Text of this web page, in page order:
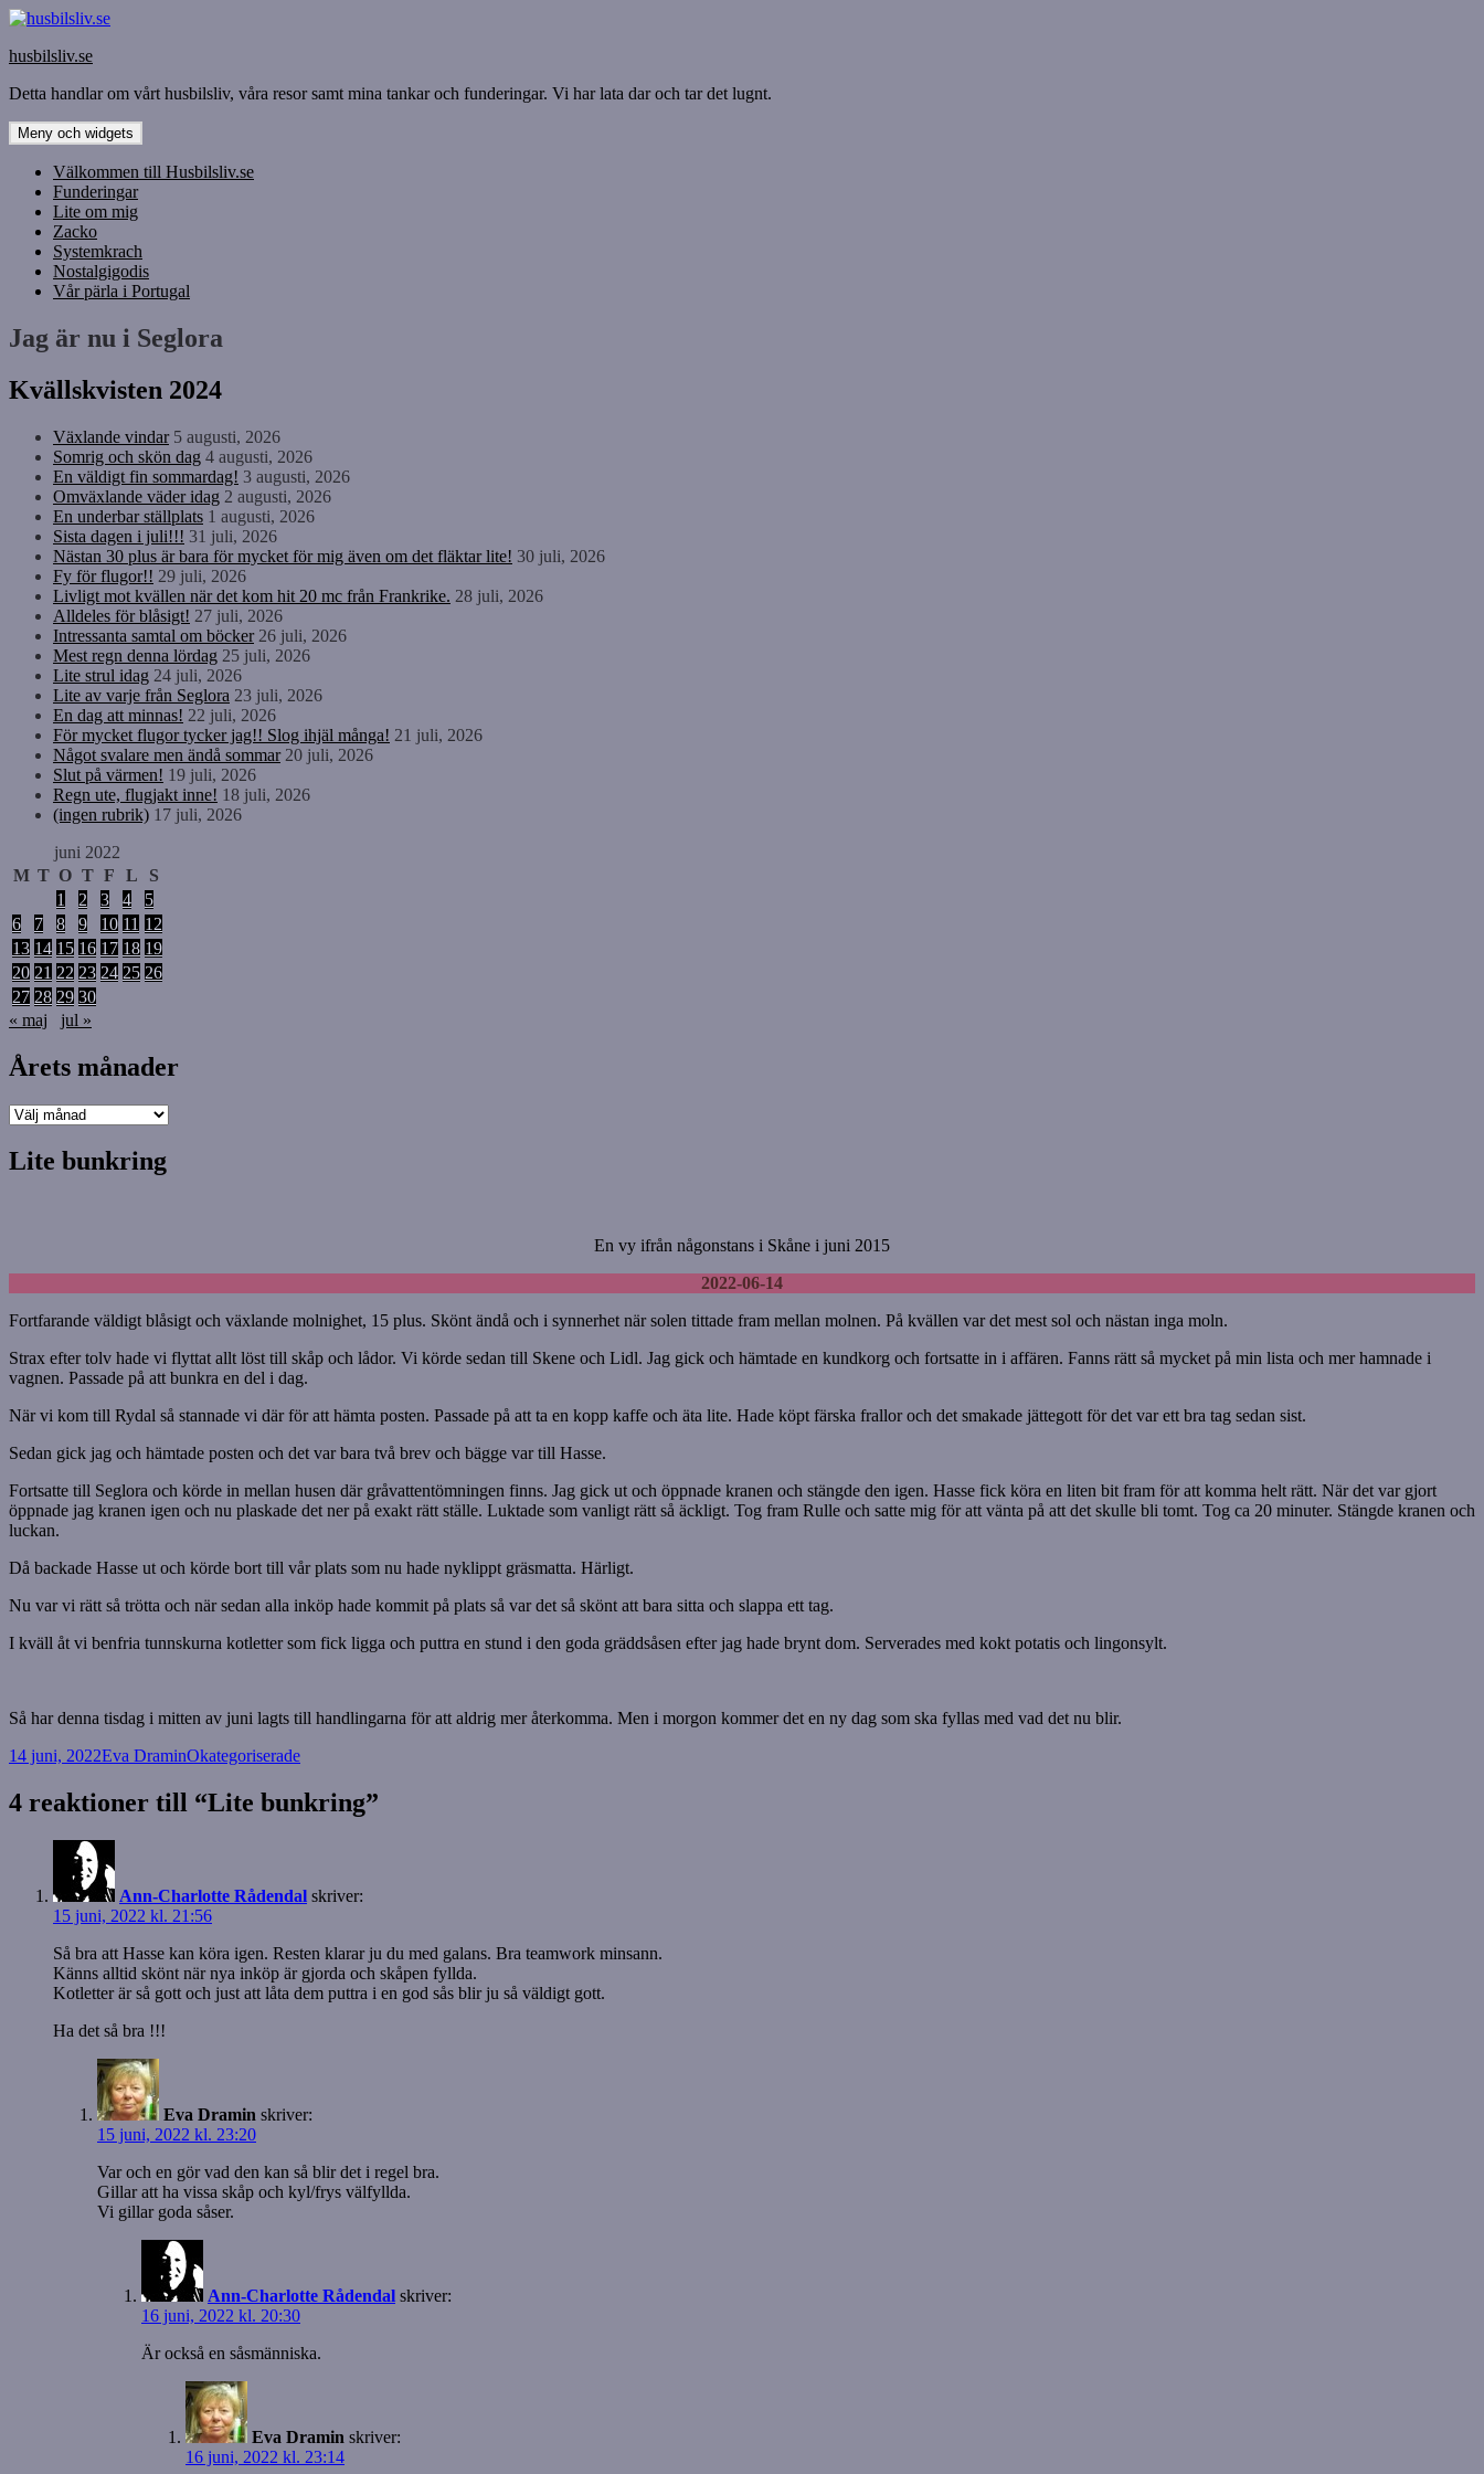
Hoppa
innehåll
husbilsliv.se
Detta handlar om vårt husbilsliv, våra resor samt mina tankar och funderingar. Vi har lata dar och tar det lugnt.
Meny och widgets
Välkommen till Husbilsliv.se
Funderingar
Lite om mig
Zacko
Systemkrach
Nostalgigodis
Vår pärla i Portugal
Jag är nu i Seglora
Kvällskvisten 2024
Växlande vindar 5 augusti, 2026
Somrig och skön dag 4 augusti, 2026
En väldigt fin sommardag! 3 augusti, 2026
Omväxlande väder idag 2 augusti, 2026
En underbar ställplats 1 augusti, 2026
Sista dagen i juli!!! 31 juli, 2026
Nästan 30 plus är bara för mycket för mig även om det fläktar lite! 30 juli, 2026
Fy för flugor!! 29 juli, 2026
Livligt mot kvällen när det kom hit 20 mc från Frankrike. 28 juli, 2026
Alldeles för blåsigt! 27 juli, 2026
Intressanta samtal om böcker 26 juli, 2026
Mest regn denna lördag 25 juli, 2026
Lite strul idag 24 juli, 2026
Lite av varje från Seglora 23 juli, 2026
En dag att minnas! 22 juli, 2026
För mycket flugor tycker jag!! Slog ihjäl många! 21 juli, 2026
Något svalare men ändå sommar 20 juli, 2026
Slut på värmen! 19 juli, 2026
Regn ute, flugjakt inne! 18 juli, 2026
(ingen rubrik) 17 juli, 2026
juni 2022
M T O T F L
S
1
2 3 4
5
6
7 8 9 10 11 12
13 14 15 16 17 18 19
20 21 22 23 24 25 26
27 28 29 30
« maj
jul »
Årets månader
Årets
Lite bunkring
En vy ifrån någonstans i Skåne i juni 2015
2022-06-14
Fortfarande väldigt blåsigt och växlande molnighet, 15 plus. Skönt ändå och i synnerhet när solen tittade fram mellan molnen. På kvällen var det mest sol och nästan inga moln.
Strax efter tolv hade vi flyttat allt löst till skåp och lådor. Vi körde sedan till Skene och Lidl. Jag gick och hämtade en kundkorg och fortsatte in i affären. Fanns rätt så mycket på min lista och mer hamnade i
vagnen. Passade på att bunkra en del i dag.
När vi kom till Rydal så stannade vi där för att hämta posten. Passade på att ta en kopp kaffe och äta lite. Hade köpt färska frallor och det smakade jättegott för det var ett bra tag sedan sist.
Sedan gick jag och hämtade posten och det var bara två brev och bägge var till Hasse.
Fortsatte till Seglora och körde in mellan husen där gråvattentömningen finns. Jag gick ut och öppnade kranen och stängde den igen. Hasse fick köra en liten bit fram för att komma helt rätt. När det var gjort
öppnade jag kranen igen och nu plaskade det ner på exakt rätt ställe. Luktade som vanligt rätt så äckligt. Tog fram Rulle och satte mig för att vänta på att det skulle bli tomt. Tog ca 20 minuter. Stängde kranen och
luckan.
Då backade Hasse ut och körde bort till vår plats som nu hade nyklippt gräsmatta. Härligt.
Nu var vi rätt så trötta och när sedan alla inköp hade kommit på plats så var det så skönt att bara sitta och slappa ett tag.
I kväll åt vi benfria tunnskurna kotletter som fick ligga och puttra en stund i den goda gräddsåsen efter jag hade brynt dom. Serverades med kokt potatis och lingonsylt.
Så har denna tisdag i mitten av juni lagts till handlingarna för att aldrig mer återkomma. Men i morgon kommer det en ny dag som ska fyllas med vad det nu blir.
Postat
14 juni, 2022Författare
Eva DraminKategorier
Okategoriserade
4 reaktioner till “Lite bunkring”
Ann-Charlotte Rådendal skriver:
15 juni, 2022 kl. 21:56
Så bra att Hasse kan köra igen. Resten klarar ju du med galans. Bra teamwork minsann.
Känns alltid skönt när nya inköp är gjorda och skåpen fyllda.
Kotletter är så gott och just att låta dem puttra i en god sås blir ju så väldigt gott.
Ha det så bra !!!
Eva Dramin skriver:
15 juni, 2022 kl. 23:20
Var och en gör vad den kan så blir det i regel bra.
Gillar att ha vissa skåp och kyl/frys välfyllda.
Vi gillar goda såser.
Ann-Charlotte Rådendal skriver:
16 juni, 2022 kl. 20:30
Är också en såsmänniska.
Eva Dramin skriver:
16 juni, 2022 kl. 23:14